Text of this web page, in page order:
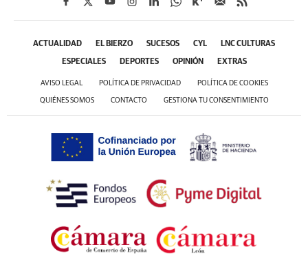
ACTUALIDAD EL BIERZO SUCESOS CYL LNC CULTURAS
ESPECIALES DEPORTES OPINIÓN EXTRAS
AVISO LEGAL POLÍTICA DE PRIVACIDAD POLÍTICA DE COOKIES
QUIÉNES SOMOS CONTACTO GESTIONA TU CONSENTIMIENTO